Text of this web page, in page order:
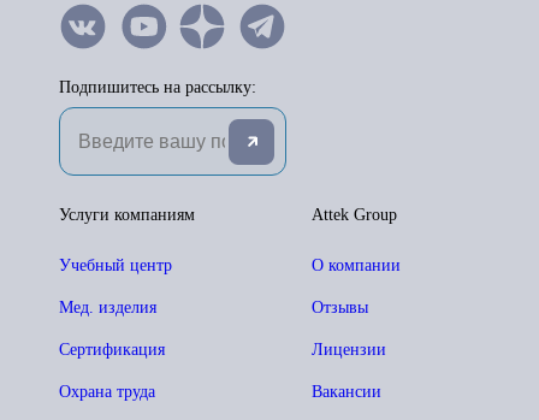
Подпишитесь на рассылку:
Attek Group
О компании
Отзывы
Лицензии
Вакансии
Услуги компаниям
Учебный центр
Мед. изделия
Сертификация
Охрана труда